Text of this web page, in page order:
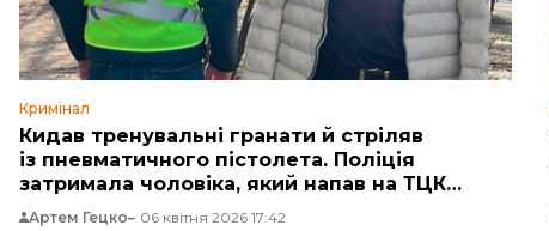
Кримінал
Кидав тренувальні гранати й стріляв
із пневматичного пістолета. Поліція
затримала чоловіка, який напав на ТЦК
з ножем
Артем Гецко 06 квітня 2026 17:42